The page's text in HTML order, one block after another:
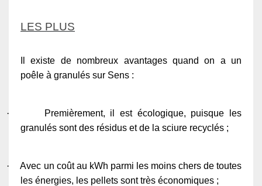
LES PLUS
Il existe de nombreux avantages quand on a un
poêle à granulés sur Sens :
·
Premièrement, il est écologique, puisque les
granulés sont des résidus et de la sciure recyclés ;
·
Avec un coût au kWh parmi les moins chers de toutes
les énergies, les pellets sont très économiques ;